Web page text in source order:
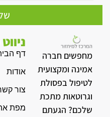
מחפשים חברה
אמינה ומקצועית
לטיפול בפסולת
וגרוטאות מתכת
שלכם? הגעתם
דף
אודות
צור
מפת